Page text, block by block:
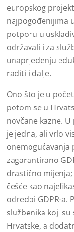
europskog
najpogođenijima
potporu u
održavali i za
unaprjeđenju
raditi i dalje.
Ono što je u
potom se u
novčane kazne.
je jedna, ali vrlo
onemogućavanja
zagarantirano
drastično mijenja;
češće kao
odredbi GDPR-a.
službenika koji su
Hrvatske, a